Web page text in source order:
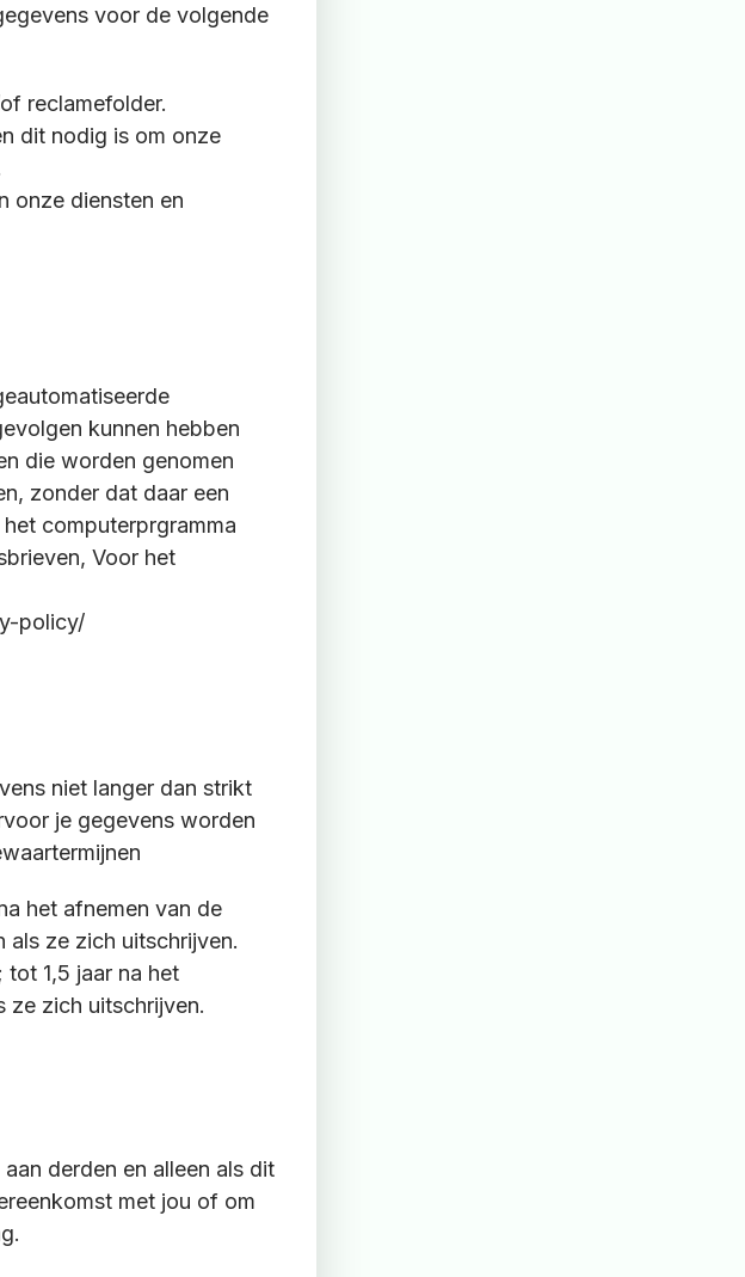
voor de volgende
reclamefolder.
dit nodig is om onze
onze diensten en
kunnen hebben
die worden genomen
zonder dat daar een
computerprgramma
Voor het
policy/
niet langer dan strikt
je gegevens worden
het afnemen van de
als ze zich uitschrijven.
1,5 jaar na het
ze zich uitschrijven.
derden en alleen als dit
met jou of om